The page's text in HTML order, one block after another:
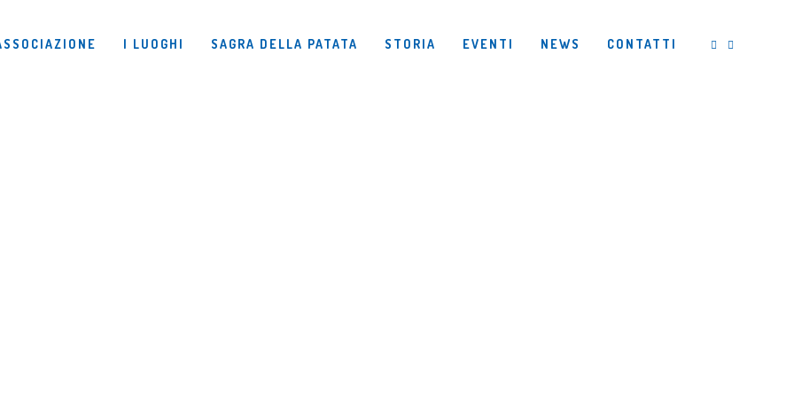
I LUOGHI SAGRA DELLA PATATA STORIA EVENTI NEWS CONTATTI